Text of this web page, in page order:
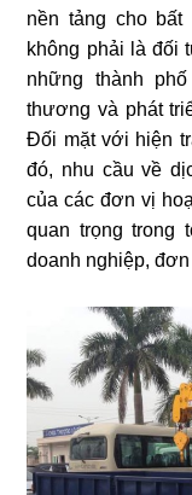
nền tảng cho
không phải là đối
những thành
thương và phát
Đối mặt với hiện
đó, nhu cầu về
của các đơn vị
quan trọng trong
doanh nghiệp, đơn